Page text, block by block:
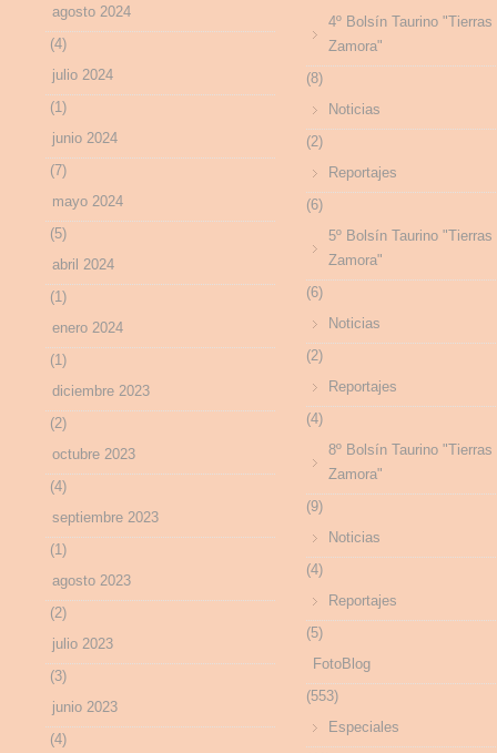
agosto 2024
(4)
julio 2024
(1)
junio 2024
(7)
mayo 2024
(5)
abril 2024
(1)
enero 2024
(1)
diciembre 2023
(2)
octubre 2023
(4)
septiembre 2023
(1)
agosto 2023
(2)
julio 2023
(3)
junio 2023
(4)
4º Bolsín Taurino "Tierras
Zamora"
(8)
Noticias
(2)
Reportajes
(6)
5º Bolsín Taurino "Tierras
Zamora"
(6)
Noticias
(2)
Reportajes
(4)
8º Bolsín Taurino "Tierras
Zamora"
(9)
Noticias
(4)
Reportajes
(5)
FotoBlog
(553)
Especiales